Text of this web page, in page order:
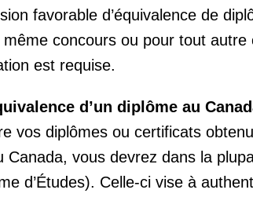
favorable d’équivalence de
concours ou pour tout
est requise.
d’un diplôme au
vos diplômes ou certificats
Canada, vous devrez dans la
d’Études). Celle-ci vise à